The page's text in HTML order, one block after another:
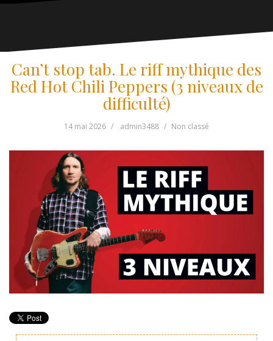
Can’t stop tab. Le riff mythique des
Red Hot Chili Peppers (3 niveaux de
difficulté)
14 mai 2026 admin3488 Non classé